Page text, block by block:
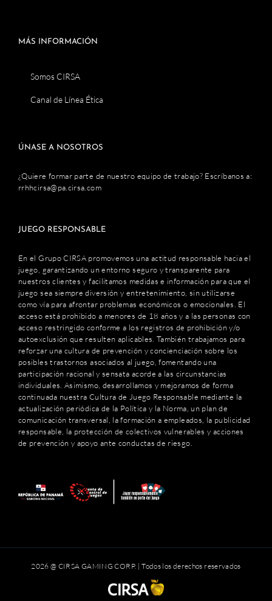
MÁS INFORMACIÓN
Somos CIRSA
Canal de Línea Ética
ÚNASE A NOSOTROS
¿Quiere formar parte de nuestro equipo de trabajo? Escríbanos a:
rrhhcirsa@pa.cirsa.com
JUEGO RESPONSABLE
En el Grupo CIRSA promovemos una actitud responsable hacia el
juego, garantizando un entorno seguro y transparente para
nuestros clientes y facilitamos medidas e información para que el
juego sea siempre diversión y entretenimiento, sin utilizarse
como vía para afrontar problemas económicos o emocionales. El
acceso está prohibido a menores de 18 años y a las personas con
acceso restringido conforme a los registros de prohibición y/o
autoexclusión que resulten aplicables. También trabajamos para
reforzar una cultura de prevención y concienciación sobre los
posibles trastornos asociados al juego, fomentando una
participación racional y sensata acorde a las circunstancias
individuales. Asimismo, desarrollamos y mejoramos de forma
continuada nuestra Cultura de Juego Responsable mediante la
actualización periódica de la Política y la Norma, un plan de
comunicación transversal, la formación a empleados, la publicidad
responsable, la protección de colectivos vulnerables y acciones
de prevención y apoyo ante conductas de riesgo.
2026 @ CIRSA GAMING CORP. | Todos los derechos reservados